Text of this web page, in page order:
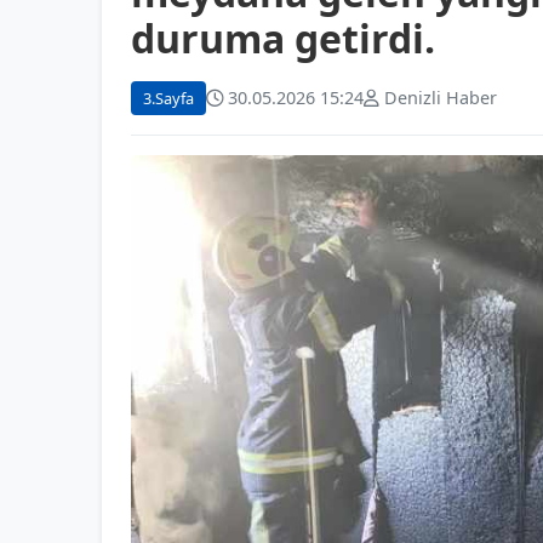
duruma getirdi.
3.Sayfa 30.05.2026 15:24 Denizli Haber